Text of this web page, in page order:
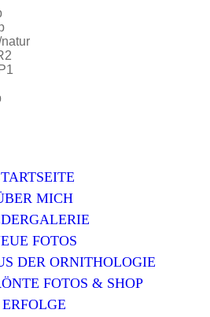
MICH
FOTOS
DER ORNITHOLOGIE
FOTOS & SHOP
ERFOLGE